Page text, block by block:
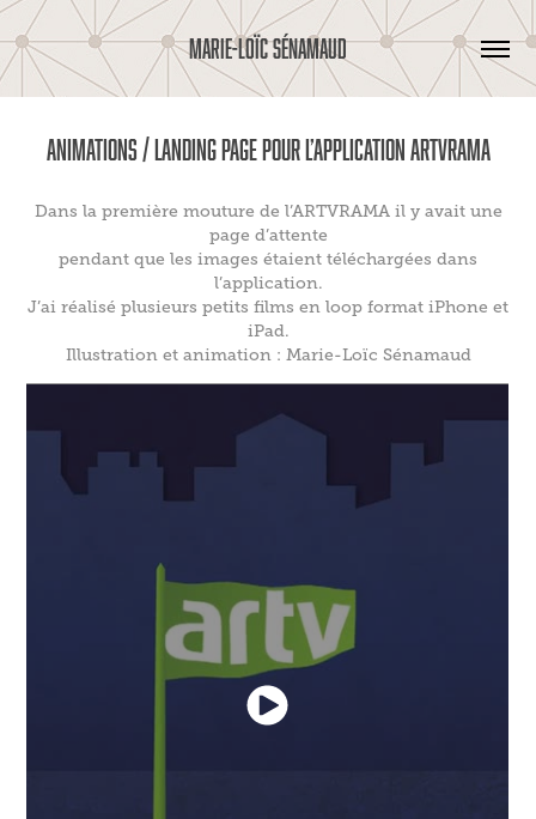
MARIE-LOÏC SÉNAMAUD
Animations / Landing page pour l’application ARTVRAMA
Dans la première mouture de l’ARTVRAMA il y avait une
page d’attente
pendant que les images étaient téléchargées dans
l’application.
J’ai réalisé plusieurs petits films en loop format iPhone et
iPad.
Illustration et animation : Marie-Loïc Sénamaud